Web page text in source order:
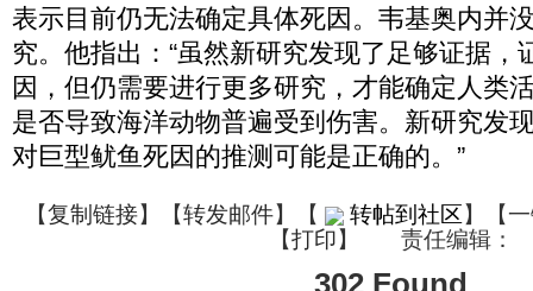
表示目前仍无法确定具体死因。韦基奥内并
究。他指出：“虽然新研究发现了足够证据，
因，但仍需要进行更多研究，才能确定人类
是否导致海洋动物普遍受到伤害。新研究发
对巨型鱿鱼死因的推测可能是正确的。”
【复制链接】【转发邮件】 【 转帖到社区】【
【打印】 责任编辑：
302 Found